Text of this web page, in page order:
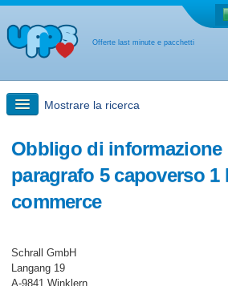
Offerte last minute e pacchetti
Mostrare la ricerca
Ricerca rapida
Viaggi: Ricerca con la mappa
Altro paese
Obbligo di informazione
paragrafo 5 capoverso 1
commerce
Schrall GmbH
Langang 19
A-9841 Winklern